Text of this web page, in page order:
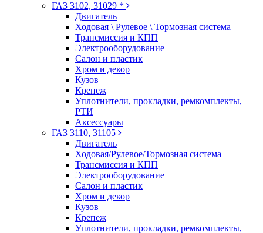
ГАЗ 3102, 31029 *
Двигатель
Ходовая \ Рулевое \ Тормозная система
Трансмиссия и КПП
Электрооборудование
Салон и пластик
Хром и декор
Кузов
Крепеж
Уплотнители, прокладки, ремкомплекты,
РТИ
Аксессуары
ГАЗ 3110, 31105
Двигатель
Ходовая/Рулевое/Тормозная система
Трансмиссия и КПП
Электрооборудование
Салон и пластик
Хром и декор
Кузов
Крепеж
Уплотнители, прокладки, ремкомплекты,